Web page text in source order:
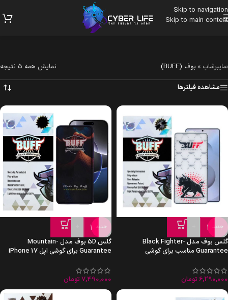
Skip to navigation
Skip to main content
سایبرشاپ » بوف (BUFF) نمایش همه 5 نتیجه
مشاهده فیلترها
جدید
-
گلس بوف مدل Black Fighter-
Guarantee مناسب برای گوشی
6,290,000 تومان
جدید
-
گلس 5D بوف مدل Mountain-
Guarantee برای گوشی اپل iPhone 17
7,490,000 تومان